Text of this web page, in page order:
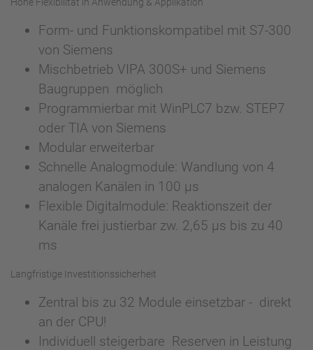
Form- und Funktionskompatibel mit S7-300
von Siemens
Mischbetrieb VIPA 300S+ und Siemens
Baugruppen möglich
Programmierbar mit WinPLC7 bzw. STEP7
oder TIA von Siemens
Modular erweiterbar
Schnelle Analogmodule: Wandlung von 4
analogen Kanälen in 100 µs
Flexible Digitalmodule: Reaktionszeit der
Kanäle frei justierbar zw. 2,65 µs bis zu 40
ms
Langfristige Investitionssicherheit
Zentral bis zu 32 Module einsetzbar - direkt
an der CPU!
Individuell steigerbare Reserven in Leistung